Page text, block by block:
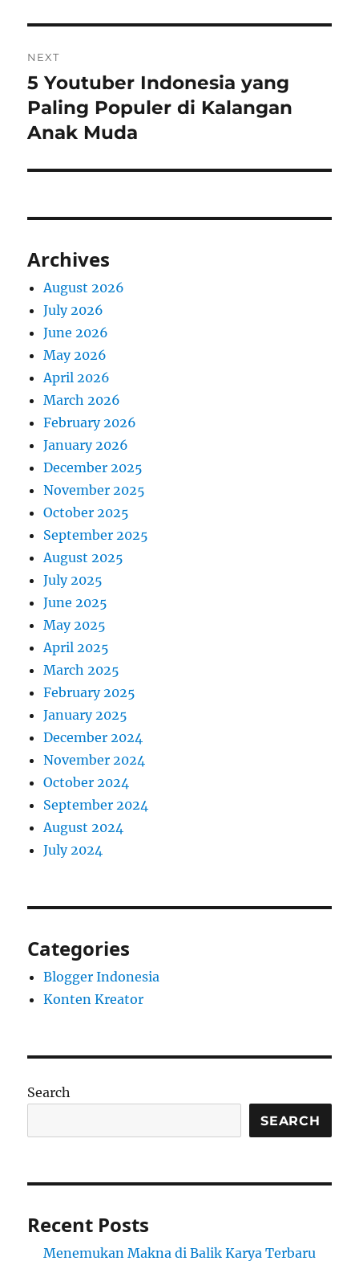
NEXT
Next
post:
5 Youtuber Indonesia yang
Paling Populer di Kalangan
Anak Muda
Archives
August 2026
July 2026
June 2026
May 2026
April 2026
March 2026
February 2026
January 2026
December 2025
November 2025
October 2025
September 2025
August 2025
July 2025
June 2025
May 2025
April 2025
March 2025
February 2025
January 2025
December 2024
November 2024
October 2024
September 2024
August 2024
July 2024
Categories
Blogger Indonesia
Konten Kreator
Search
SEARCH
Recent Posts
Menemukan Makna di Balik Karya Terbaru